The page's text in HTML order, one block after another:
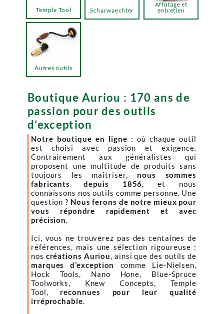
Boutique Auriou : 170 ans de
passion pour des outils
d’exception
Notre boutique en ligne : où chaque outil
est choisi avec passion et exigence.
Contrairement aux généralistes qui
proposent une multitude de produits sans
toujours les maîtriser, nous sommes
fabricants depuis 1856, et nous
connaissons nos outils comme personne. Une
question ? Nous ferons de notre mieux pour
vous répondre rapidement et avec
précision.
Ici, vous ne trouverez pas des centaines de
références, mais une sélection rigoureuse :
nos créations Auriou, ainsi que des outils de
marques d’exception
comme Lie-Nielsen,
Hock Tools, Nano Hone, Blue-Spruce
Toolworks, Knew Concepts, Temple
Tool, reconnues pour leur qualité
irréprochable.
Temple Tool
Autres outils
Scharwaechter
Affûtage et
entretien